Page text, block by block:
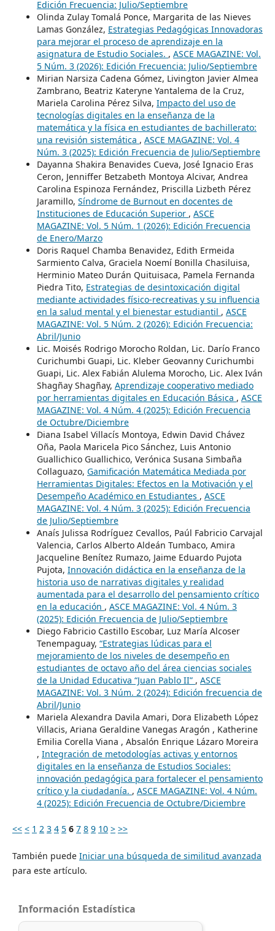
Edición Frecuencia: Julio/Septiembre
Olinda Zulay Tomalá Ponce, Margarita de las Nieves
Lamas González, Estrategias Pedagógicas Innovadoras
para mejorar el proceso de aprendizaje en la
asignatura de Estudio Sociales. , ASCE MAGAZINE: Vol.
5 Núm. 3 (2026): Edición Frecuencia: Julio/Septiembre
Mirian Narsiza Cadena Gómez, Livington Javier Almea
Zambrano, Beatriz Kateryne Yantalema de la Cruz,
Mariela Carolina Pérez Silva, Impacto del uso de
tecnologías digitales en la enseñanza de la
matemática y la física en estudiantes de bachillerato:
una revisión sistemática , ASCE MAGAZINE: Vol. 4
Núm. 3 (2025): Edición Frecuencia de Julio/Septiembre
Dayanna Shakira Benavides Cueva, José Ignacio Eras
Ceron, Jenniffer Betzabeth Montoya Alcivar, Andrea
Carolina Espinoza Fernández, Priscilla Lizbeth Pérez
Jaramillo, Síndrome de Burnout en docentes de
Instituciones de Educación Superior , ASCE
MAGAZINE: Vol. 5 Núm. 1 (2026): Edición Frecuencia
de Enero/Marzo
Doris Raquel Chamba Benavidez, Edith Ermeida
Sarmiento Calva, Graciela Noemí Bonilla Chasiluisa,
Herminio Mateo Durán Quituisaca, Pamela Fernanda
Piedra Tito, Estrategias de desintoxicación digital
mediante actividades físico-recreativas y su influencia
en la salud mental y el bienestar estudiantil , ASCE
MAGAZINE: Vol. 5 Núm. 2 (2026): Edición Frecuencia:
Abril/Junio
Lic. Moisés Rodrigo Morocho Roldan, Lic. Darío Franco
Curichumbi Guapi, Lic. Kleber Geovanny Curichumbi
Guapi, Lic. Alex Fabián Alulema Morocho, Lic. Alex Iván
Shagñay Shagñay, Aprendizaje cooperativo mediado
por herramientas digitales en Educación Básica , ASCE
MAGAZINE: Vol. 4 Núm. 4 (2025): Edición Frecuencia
de Octubre/Diciembre
Diana Isabel Villacís Montoya, Edwin David Chávez
Oña, Paola Maricela Pico Sánchez, Luis Antonio
Guallichico Guallichico, Verónica Susana Simbaña
Collaguazo, Gamificación Matemática Mediada por
Herramientas Digitales: Efectos en la Motivación y el
Desempeño Académico en Estudiantes , ASCE
MAGAZINE: Vol. 4 Núm. 3 (2025): Edición Frecuencia
de Julio/Septiembre
Anaís Julissa Rodríguez Cevallos, Paúl Fabricio Carvajal
Valencia, Carlos Alberto Aldeán Tumbaco, Amira
Jacqueline Benítez Rumazo, Jaime Eduardo Pujota
Pujota, Innovación didáctica en la enseñanza de la
historia uso de narrativas digitales y realidad
aumentada para el desarrollo del pensamiento crítico
en la educación , ASCE MAGAZINE: Vol. 4 Núm. 3
(2025): Edición Frecuencia de Julio/Septiembre
Diego Fabricio Castillo Escobar, Luz María Alcoser
Tenempaguay, “Estrategias lúdicas para el
mejoramiento de los niveles de desempeño en
estudiantes de octavo año del área ciencias sociales
de la Unidad Educativa “Juan Pablo II” , ASCE
MAGAZINE: Vol. 3 Núm. 2 (2024): Edición frecuencia de
Abril/Junio
Mariela Alexandra Davila Amari, Dora Elizabeth López
Villacis, Ariana Geraldine Vanegas Aragón , Katherine
Emilia Corella Viana , Absalón Enrique Lázaro Moreira
, Integración de metodologías activas y entornos
digitales en la enseñanza de Estudios Sociales:
innovación pedagógica para fortalecer el pensamiento
crítico y la ciudadanía. , ASCE MAGAZINE: Vol. 4 Núm.
4 (2025): Edición Frecuencia de Octubre/Diciembre
<< < 1 2 3 4 5 6 7 8 9 10 > >>
También puede Iniciar una búsqueda de similitud avanzada
para este artículo.
Información Estadística